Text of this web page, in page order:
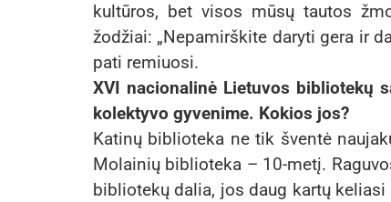
kultūros, bet visos mūsų tautos
žodžiai: „Nepamirškite daryti gera ir
pati remiuosi.
XVI nacionalinė Lietuvos bibliotekų
kolektyvo gyvenime. Kokios jos?
Katinų biblioteka ne tik šventė
Molainių biblioteka – 10-metį.
bibliotekų dalia, jos daug kartų